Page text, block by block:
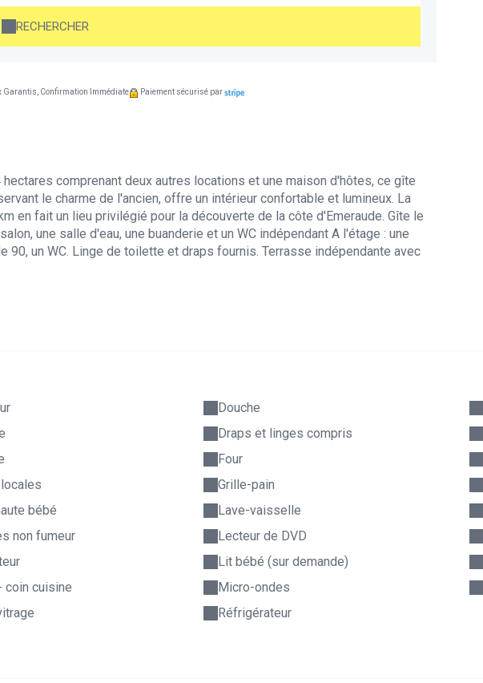
RECHERCHER
Garantis, Confirmation Immédiate Paiement sécurisé par
comprenant deux autres locations et une maison d'hôtes, ce gîte
le charme de l'ancien, offre un intérieur confortable et lumineux. La
en fait un lieu privilégié pour la découverte de la côte d'Emeraude. Gîte le
une salle d'eau, une buanderie et un WC indépendant A l'étage : une
90, un WC. Linge de toilette et draps fournis. Terrasse indépendante avec
bébé
non fumeur
coin cuisine
Douche
Draps et linges compris
Four
Grille-pain
Lave-vaisselle
Lecteur de DVD
Lit bébé (sur demande)
Micro-ondes
Réfrigérateur